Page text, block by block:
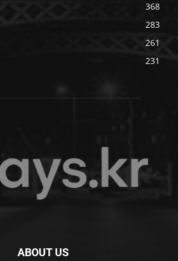
368
283
261
231
ABOUT US